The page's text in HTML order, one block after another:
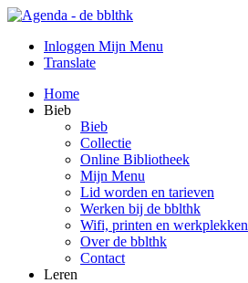
Inloggen Mijn Menu
Translate
Home
Bieb
Bieb
Collectie
Online Bibliotheek
Mijn Menu
Lid worden en tarieven
Werken bij de bblthk
Wifi, printen en werkplekken
Over de bblthk
Contact
Leren